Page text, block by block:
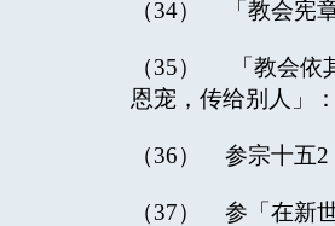
（34） 「教会宪章
（35） 「教会依
恩宠，传给别人」
（36） 参宗十五2
（37） 参「在新